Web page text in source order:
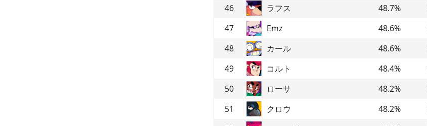
46
ラフス 48.7%
47
Emz 48.6%
48
カール 48.6%
49
コルト 48.4%
50
ローサ 48.2%
51
クロウ 48.2%